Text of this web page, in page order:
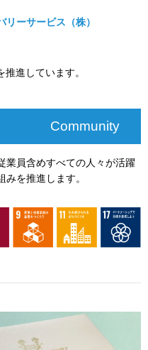
リーサービス（株）
進しています。
Community
業員含めすべての人々が活躍
を推進します。